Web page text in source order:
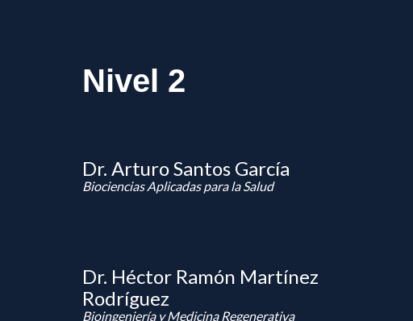
Nivel 2
Dr. Arturo Santos García
Biociencias Aplicadas para la Salud
Dr. Héctor Ramón Martínez
Rodríguez
Bioingeniería y Medicina Regenerativa